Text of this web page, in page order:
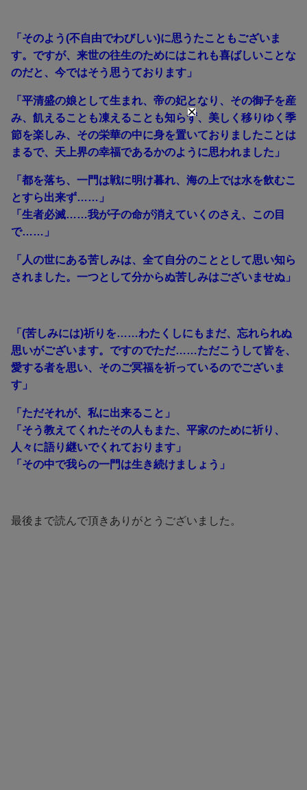
「そのよう(不自由でわびしい)に思うたこともございま
す。ですが、来世の往生のためにはこれも喜ばしいことな
のだと、今ではそう思うております」
「平清盛の娘として生まれ、帝の妃となり、その御子を産
み、飢えることも凍えることも知らず、美しく移りゆく季
節を楽しみ、その栄華の中に身を置いておりましたことは
まるで、天上界の幸福であるかのように思われました」
「都を落ち、一門は戦に明け暮れ、海の上では水を飲むこ
とすら出来ず……」
「生者必滅……我が子の命が消えていくのさえ、この目
で……」
「人の世にある苦しみは、全て自分のこととして思い知ら
されました。一つとして分からぬ苦しみはございませぬ」
「(苦しみには)祈りを……わたくしにもまだ、忘れられぬ
思いがございます。ですのでただ……ただこうして皆を、
愛する者を思い、そのご冥福を祈っているのでございま
す」
「ただそれが、私に出来ること」
「そう教えてくれたその人もまた、平家のために祈り、
人々に語り継いでくれております」
「その中で我らの一門は生き続けましょう」
最後まで読んで頂きありがとうございました。